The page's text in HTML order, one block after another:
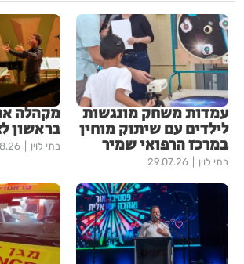
עמדות משחק מונגשות
לילדים עם שיתוק מוחין
במרכז הרפואי שמיר
בתי לוין 29.07.26
מקהלה
בראשון
בתי לוין